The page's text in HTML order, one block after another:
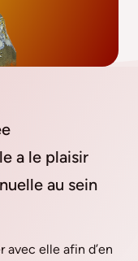
a le plaisir
au sein
avec elle afin d’en